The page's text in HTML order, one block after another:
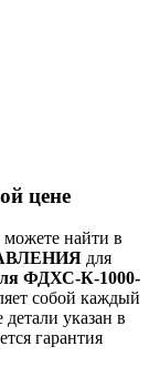
цене
найти в
для
ФДХС-К-1000-
собой каждый
указан в
гарантия